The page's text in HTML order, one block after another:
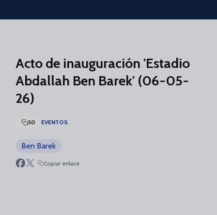
Skip to main content
Acto de inauguración 'Estadio
Abdallah Ben Barek' (06-05-
26)
50 EVENTOS
Ben Barek
Copiar enlace